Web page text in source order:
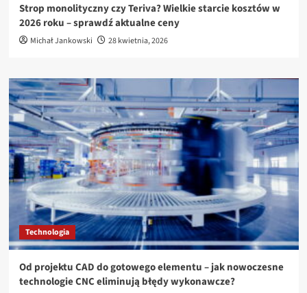
Strop monolityczny czy Teriva? Wielkie starcie kosztów w
2026 roku – sprawdź aktualne ceny
Michał Jankowski 28 kwietnia, 2026
Technologia
Od projektu CAD do gotowego elementu – jak nowoczesne
technologie CNC eliminują błędy wykonawcze?